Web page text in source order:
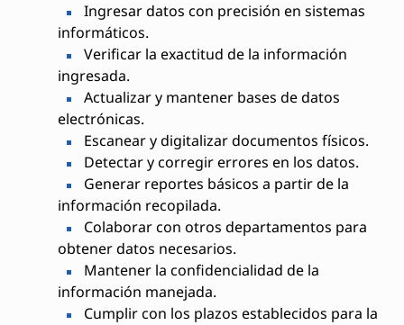
Ingresar datos con precisión en sistemas
informáticos.
Verificar la exactitud de la información
ingresada.
Actualizar y mantener bases de datos
electrónicas.
Escanear y digitalizar documentos físicos.
Detectar y corregir errores en los datos.
Generar reportes básicos a partir de la
información recopilada.
Colaborar con otros departamentos para
obtener datos necesarios.
Mantener la confidencialidad de la
información manejada.
Cumplir con los plazos establecidos para la